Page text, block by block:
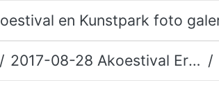
2017-08-28 Akoestival Erik Veerman